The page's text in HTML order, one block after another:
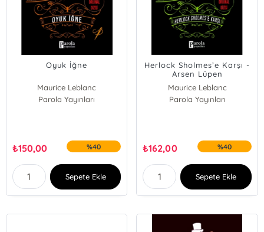
Oyuk İğne
Maurice Leblanc
Parola Yayınları
₺150,00 %40
Sepete Ekle
Herlock Sholmes’e Karşı -
Arsen Lüpen
Maurice Leblanc
Parola Yayınları
₺162,00 %40
Sepete Ekle